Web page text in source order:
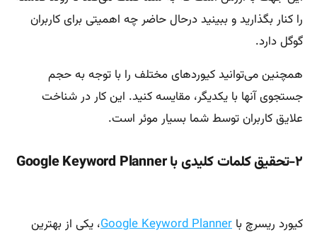
را کنار بگذارید و ببینید درحال حاضر چه اهمیتی برای کاربران
گوگل دارد.
همچنین می‌‌‌توانید کیوردهای مختلف را با توجه به حجم
جستجوی آنها با یکدیگر، مقایسه کنید. این کار در شناخت
علایق کاربران توسط شما بسیار موئر است.
۲-تحقیق کلمات کلیدی با Google Keyword Planner
کیورد ریسرچ با Google Keyword Planner، یکی از بهترین